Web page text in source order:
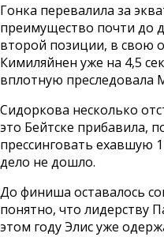
Гонка перевалила за
преимущество почти до
второй позиции, в свою
Кимиляйнен уже на 4,5
вплотную преследовала
Сидоркова несколько
это Бейтске прибавила,
прессинговать ехавшую
дело не дошло.
До финиша оставалось
понятно, что лидерству
этом году Элис уже